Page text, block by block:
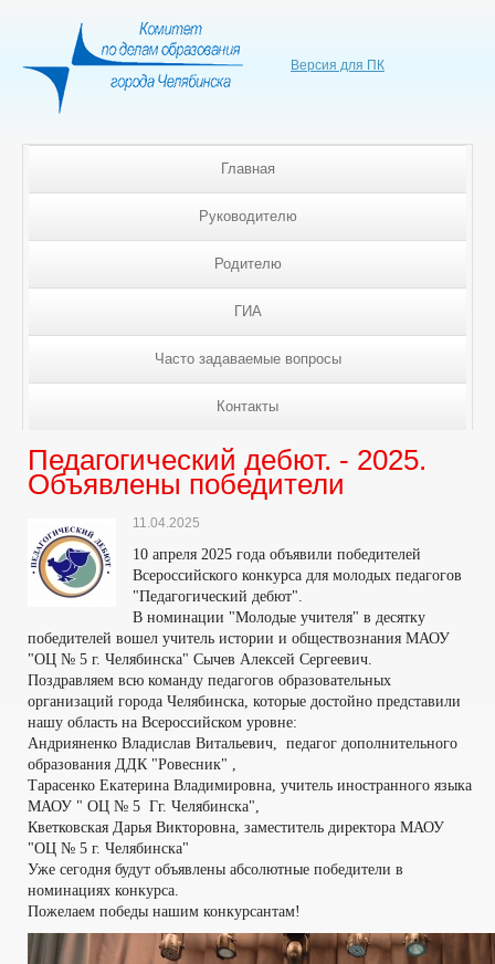
Версия для ПК
Главная
Руководителю
Родителю
ГИА
Часто задаваемые вопросы
Контакты
Педагогический дебют. - 2025.
Объявлены победители
11.04.2025
10 апреля 2025 года объявили победителей
Всероссийского конкурса для молодых педагогов
"Педагогический дебют".
В номинации "Молодые учителя" в десятку
победителей вошел учитель истории и обществознания МАОУ
"ОЦ № 5 г. Челябинска" Сычев Алексей Сергеевич.
Поздравляем всю команду педагогов образовательных
организаций города Челябинска, которые достойно представили
нашу область на Всероссийском уровне:
Андрияненко Владислав Витальевич, педагог дополнительного
образования ДДК "Ровесник" ,
Тарасенко Екатерина Владимировна, учитель иностранного языка
МАОУ " ОЦ № 5 Гг. Челябинска",
Кветковская Дарья Викторовна, заместитель директора МАОУ
"ОЦ № 5 г. Челябинска"
Уже сегодня будут объявлены абсолютные победители в
номинациях конкурса.
Пожелаем победы нашим конкурсантам!